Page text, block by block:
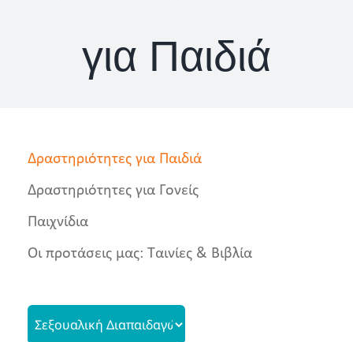
Χρήσιμοι Σύνδεσμοι
για Παιδιά
Δραστηριότητες για Παιδιά
Δραστηριότητες για Γονείς
Παιχνίδια
Οι προτάσεις μας: Ταινίες & Βιβλία